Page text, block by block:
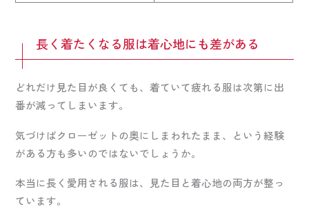
長く着たくなる服は着心地にも差がある
どれだけ見た目が良くても、着ていて疲れる服は次第に出
番が減ってしまいます。
気づけばクローゼットの奥にしまわれたまま、という経験
がある方も多いのではないでしょうか。
本当に長く愛用される服は、見た目と着心地の両方が整っ
ています。